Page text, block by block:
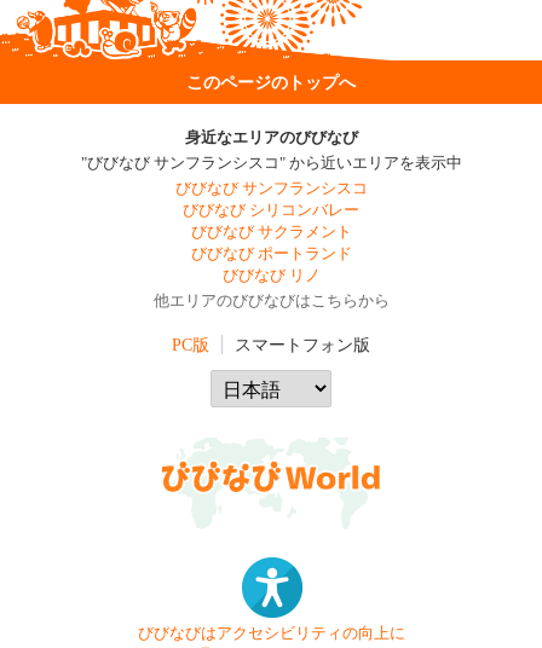
このページのトップへ
身近なエリアのびびなび
"びびなび サンフランシスコ" から近いエリアを表示中
びびなび サンフランシスコ
びびなび シリコンバレー
びびなび サクラメント
びびなび ポートランド
びびなび リノ
他エリアのびびなびはこちらから
PC版 スマートフォン版
びびなびはアクセシビリティの向上に